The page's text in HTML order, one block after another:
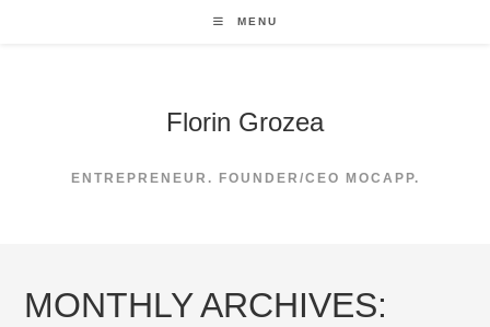
MENU
Florin Grozea
ENTREPRENEUR. FOUNDER/CEO MOCAPP.
MONTHLY ARCHIVES: